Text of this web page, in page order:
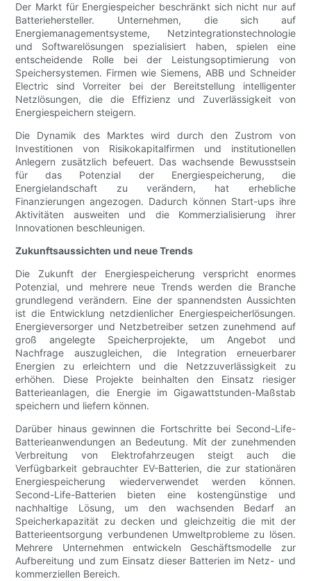
Der Markt für Energiespeicher beschränkt sich nicht nur auf
Batteriehersteller. Unternehmen, die sich auf
Energiemanagementsysteme, Netzintegrationstechnologie
und Softwarelösungen spezialisiert haben, spielen eine
entscheidende Rolle bei der Leistungsoptimierung von
Speichersystemen. Firmen wie Siemens, ABB und Schneider
Electric sind Vorreiter bei der Bereitstellung intelligenter
Netzlösungen, die die Effizienz und Zuverlässigkeit von
Energiespeichern steigern.
Die Dynamik des Marktes wird durch den Zustrom von
Investitionen von Risikokapitalfirmen und institutionellen
Anlegern zusätzlich befeuert. Das wachsende Bewusstsein
für das Potenzial der Energiespeicherung, die
Energielandschaft zu verändern, hat erhebliche
Finanzierungen angezogen. Dadurch können Start-ups ihre
Aktivitäten ausweiten und die Kommerzialisierung ihrer
Innovationen beschleunigen.
Zukunftsaussichten und neue Trends
Die Zukunft der Energiespeicherung verspricht enormes
Potenzial, und mehrere neue Trends werden die Branche
grundlegend verändern. Eine der spannendsten Aussichten
ist die Entwicklung netzdienlicher Energiespeicherlösungen.
Energieversorger und Netzbetreiber setzen zunehmend auf
groß angelegte Speicherprojekte, um Angebot und
Nachfrage auszugleichen, die Integration erneuerbarer
Energien zu erleichtern und die Netzzuverlässigkeit zu
erhöhen. Diese Projekte beinhalten den Einsatz riesiger
Batterieanlagen, die Energie im Gigawattstunden-Maßstab
speichern und liefern können.
Darüber hinaus gewinnen die Fortschritte bei Second-Life-
Batterieanwendungen an Bedeutung. Mit der zunehmenden
Verbreitung von Elektrofahrzeugen steigt auch die
Verfügbarkeit gebrauchter EV-Batterien, die zur stationären
Energiespeicherung wiederverwendet werden können.
Second-Life-Batterien bieten eine kostengünstige und
nachhaltige Lösung, um den wachsenden Bedarf an
Speicherkapazität zu decken und gleichzeitig die mit der
Batterieentsorgung verbundenen Umweltprobleme zu lösen.
Mehrere Unternehmen entwickeln Geschäftsmodelle zur
Aufbereitung und zum Einsatz dieser Batterien im Netz- und
kommerziellen Bereich.